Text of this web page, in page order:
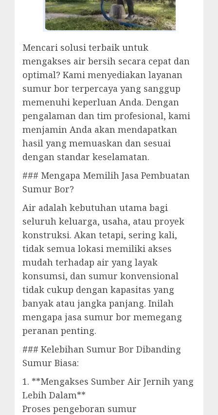
Mencari solusi terbaik untuk
mengakses air bersih secara cepat dan
optimal? Kami menyediakan layanan
sumur bor terpercaya yang sanggup
memenuhi keperluan Anda. Dengan
pengalaman dan tim profesional, kami
menjamin Anda akan mendapatkan
hasil yang memuaskan dan sesuai
dengan standar keselamatan.
### Mengapa Memilih Jasa Pembuatan
Sumur Bor?
Air adalah kebutuhan utama bagi
seluruh keluarga, usaha, atau proyek
konstruksi. Akan tetapi, sering kali,
tidak semua lokasi memiliki akses
mudah terhadap air yang layak
konsumsi, dan sumur konvensional
tidak cukup dengan kapasitas yang
banyak atau jangka panjang. Inilah
mengapa jasa sumur bor memegang
peranan penting.
### Kelebihan Sumur Bor Dibanding
Sumur Biasa:
1. **Mengakses Sumber Air Jernih yang
Lebih Dalam**
Proses pengeboran sumur